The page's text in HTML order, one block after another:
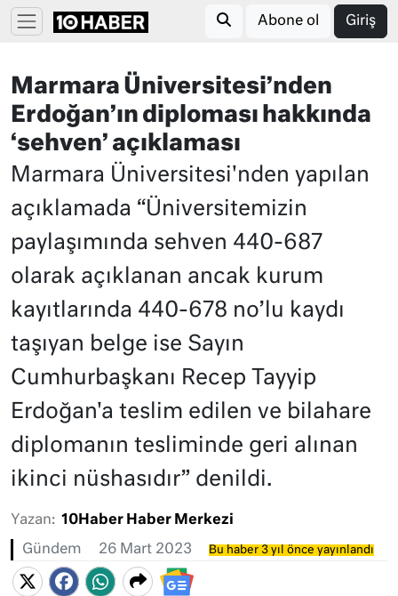
Abone ol Giriş
Marmara Üniversitesi’nden
Erdoğan’ın diploması hakkında
‘sehven’ açıklaması
Marmara Üniversitesi'nden yapılan
açıklamada “Üniversitemizin
paylaşımında sehven 440-687
olarak açıklanan ancak kurum
kayıtlarında 440-678 no’lu kaydı
taşıyan belge ise Sayın
Cumhurbaşkanı Recep Tayyip
Erdoğan'a teslim edilen ve bilahare
diplomanın tesliminde geri alınan
ikinci nüshasıdır” denildi.
Yazan: 10Haber Haber Merkezi
Gündem 26 Mart 2023 Bu haber 3 yıl önce yayınlandı